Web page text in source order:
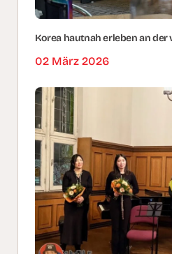
Korea hautnah erleben an
02 März 2026